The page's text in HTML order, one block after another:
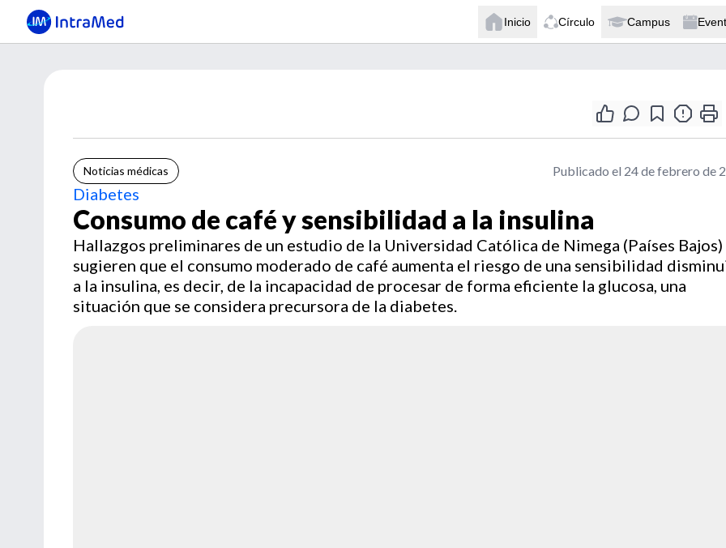
Inicio Círculo Campus
Noticias médicas Publicado el 24 de febrero de
Diabetes
Consumo de café y sensibilidad a la insulina
Hallazgos preliminares de un estudio de la Universidad Católica de Nimega (Países Bajos)
sugieren que el consumo moderado de café aumenta el riesgo de una sensibilidad
a la insulina, es decir, de la incapacidad de procesar de forma eficiente la glucosa, una
situación que se considera precursora de la diabetes.